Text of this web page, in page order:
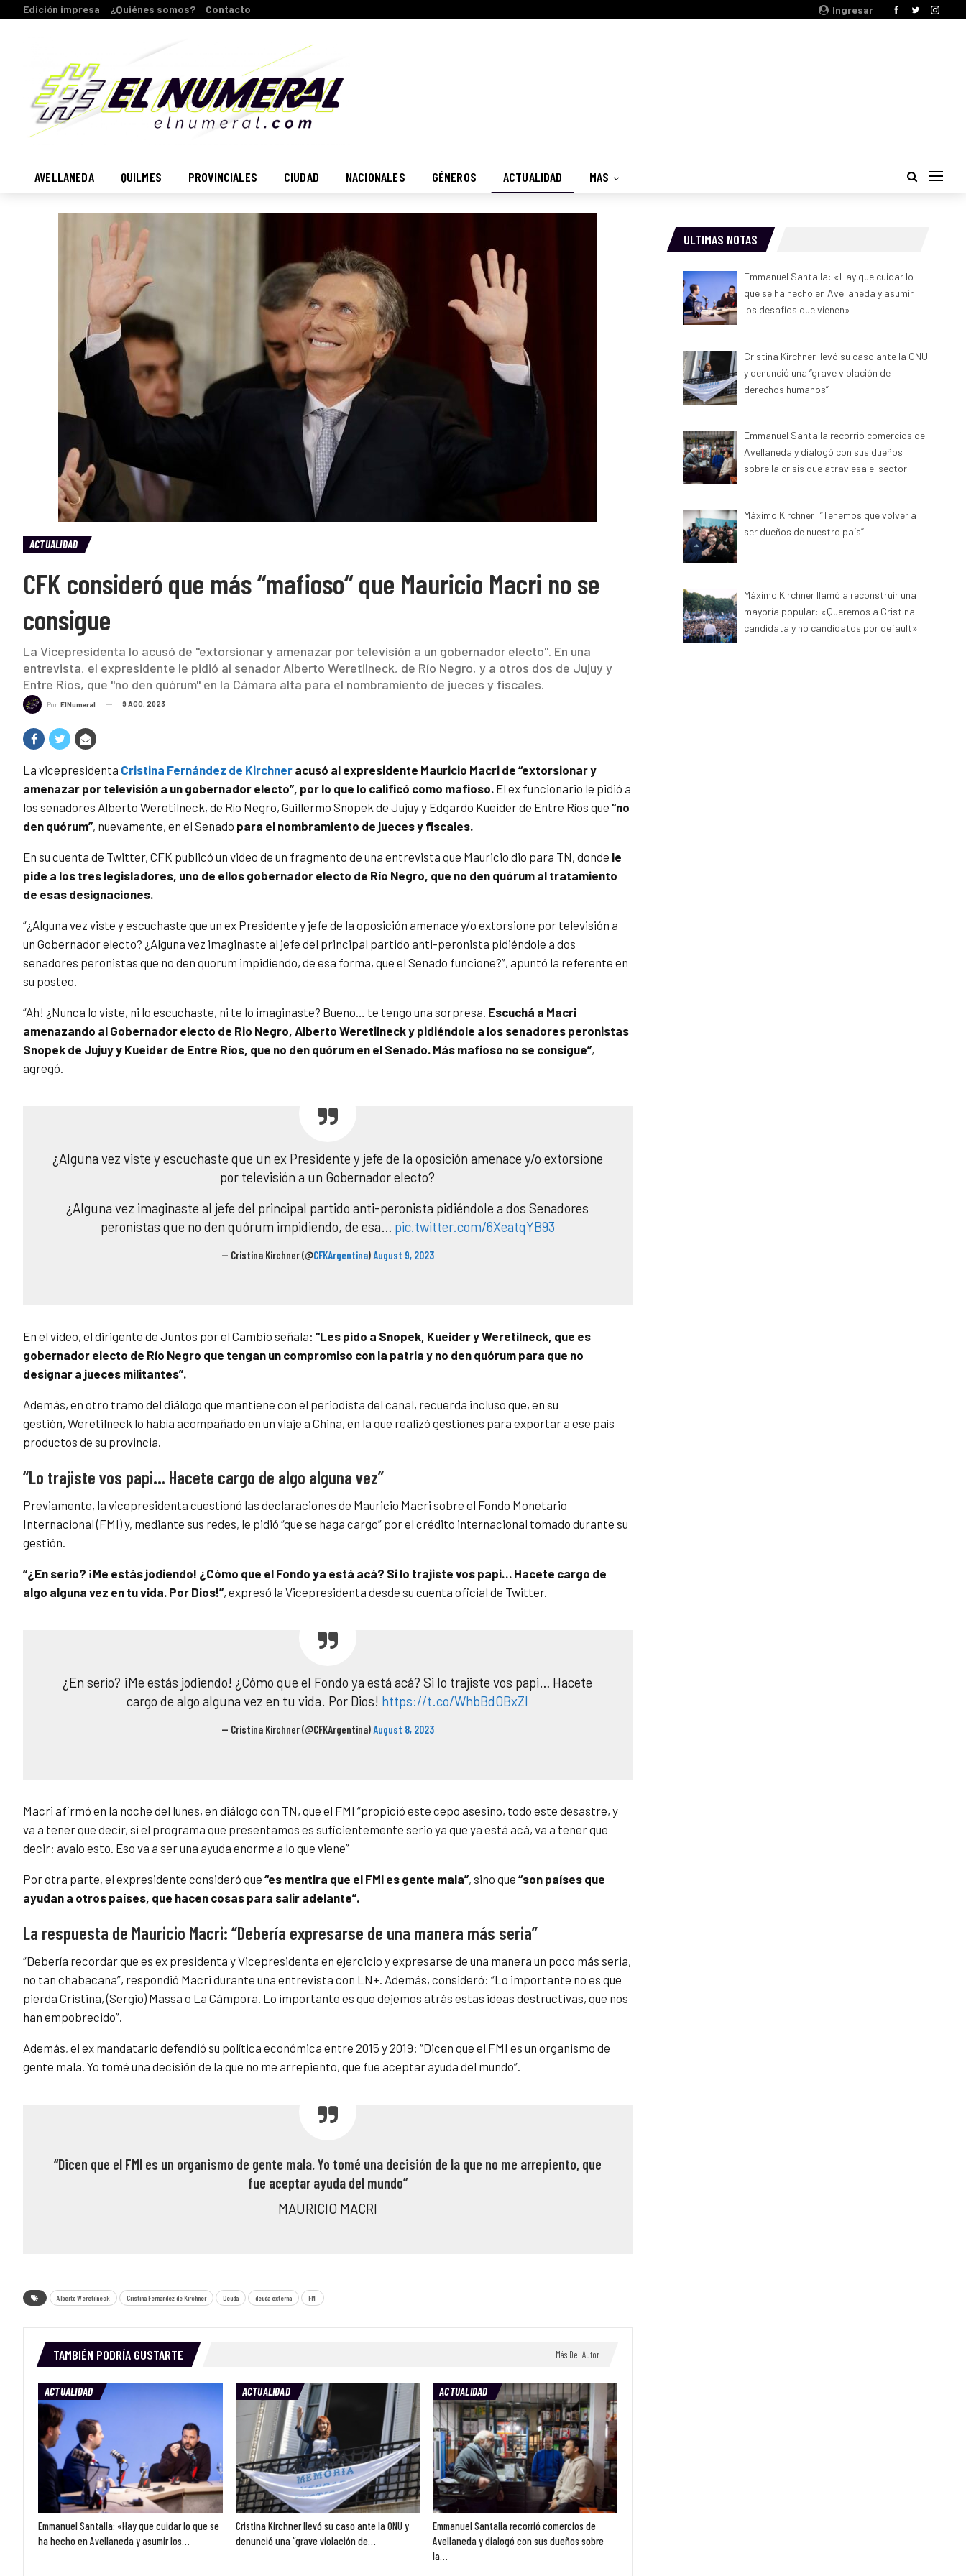
Ingresar
Edición impresa ¿Quiénes somos? Contacto
AVELLANEDA QUILMES PROVINCIALES CIUDAD NACIONALES GÉNEROS ACTUALIDAD MAS
ACTUALIDAD
CFK consideró que más “mafioso“ que Mauricio Macri no se
consigue
La Vicepresidenta lo acusó de "extorsionar y amenazar por televisión a un gobernador electo". En una
entrevista, el expresidente le pidió al senador Alberto Weretilneck, de Río Negro, y a otros dos de Jujuy y
Entre Ríos, que "no den quórum" en la Cámara alta para el nombramiento de jueces y fiscales.
Por ElNumeral 9 AGO, 2023
La vicepresidenta Cristina Fernández de Kirchner acusó al expresidente Mauricio Macri de “extorsionar y
amenazar por televisión a un gobernador electo”, por lo que lo calificó como mafioso. El ex funcionario le pidió a
los senadores Alberto Weretilneck, de Río Negro, Guillermo Snopek de Jujuy y Edgardo Kueider de Entre Ríos que “no
den quórum”, nuevamente, en el Senado para el nombramiento de jueces y fiscales.
En su cuenta de Twitter, CFK publicó un video de un fragmento de una entrevista que Mauricio dio para TN, donde le
pide a los tres legisladores, uno de ellos gobernador electo de Río Negro, que no den quórum al tratamiento
de esas designaciones.
“¿Alguna vez viste y escuchaste que un ex Presidente y jefe de la oposición amenace y/o extorsione por televisión a
un Gobernador electo? ¿Alguna vez imaginaste al jefe del principal partido anti-peronista pidiéndole a dos
senadores peronistas que no den quorum impidiendo, de esa forma, que el Senado funcione?”, apuntó la referente en
su posteo.
“Ah! ¿Nunca lo viste, ni lo escuchaste, ni te lo imaginaste? Bueno… te tengo una sorpresa. Escuchá a Macri
amenazando al Gobernador electo de Rio Negro, Alberto Weretilneck y pidiéndole a los senadores peronistas
Snopek de Jujuy y Kueider de Entre Ríos, que no den quórum en el Senado. Más mafioso no se consigue”,
agregó.
¿Alguna vez viste y escuchaste que un ex Presidente y jefe de la oposición amenace y/o extorsione
por televisión a un Gobernador electo?
¿Alguna vez imaginaste al jefe del principal partido anti-peronista pidiéndole a dos Senadores
peronistas que no den quórum impidiendo, de esa… pic.twitter.com/6XeatqYB93
— Cristina Kirchner (@CFKArgentina)August 9, 2023
En el video, el dirigente de Juntos por el Cambio señala: “Les pido a Snopek, Kueider y Weretilneck, que es
gobernador electo de Río Negro que tengan un compromiso con la patria y no den quórum para que no
designar a jueces militantes”.
Además, en otro tramo del diálogo que mantiene con el periodista del canal, recuerda incluso que, en su
gestión, Weretilneck lo había acompañado en un viaje a China, en la que realizó gestiones para exportar a ese país
productos de su provincia.
“Lo trajiste vos papi… Hacete cargo de algo alguna vez”
Previamente, la vicepresidenta cuestionó las declaraciones de Mauricio Macri sobre el Fondo Monetario
Internacional (FMI) y, mediante sus redes, le pidió “que se haga cargo” por el crédito internacional tomado durante su
gestión.
“¿En serio? ¡Me estás jodiendo! ¿Cómo que el Fondo ya está acá? Si lo trajiste vos papi… Hacete cargo de
algo alguna vez en tu vida. Por Dios!”, expresó la Vicepresidenta desde su cuenta oficial de Twitter.
¿En serio? ¡Me estás jodiendo! ¿Cómo que el Fondo ya está acá? Si lo trajiste vos papi… Hacete
cargo de algo alguna vez en tu vida. Por Dios! https://t.co/WhbBd0BxZl
— Cristina Kirchner (@CFKArgentina)August 8, 2023
Macri afirmó en la noche del lunes, en diálogo con TN, que el FMI “propició este cepo asesino, todo este desastre, y
va a tener que decir, si el programa que presentamos es suficientemente serio ya que ya está acá, va a tener que
decir: avalo esto. Eso va a ser una ayuda enorme a lo que viene”
Por otra parte, el expresidente consideró que “es mentira que el FMI es gente mala”, sino que “son países que
ayudan a otros países, que hacen cosas para salir adelante”.
La respuesta de Mauricio Macri: “Debería expresarse de una manera más seria”
“Debería recordar que es ex presidenta y Vicepresidenta en ejercicio y expresarse de una manera un poco más seria,
no tan chabacana”, respondió Macri durante una entrevista con LN+. Además, consideró: “Lo importante no es que
pierda Cristina, (Sergio) Massa o La Cámpora. Lo importante es que dejemos atrás estas ideas destructivas, que nos
han empobrecido”.
Además, el ex mandatario defendió su política económica entre 2015 y 2019: “Dicen que el FMI es un organismo de
gente mala. Yo tomé una decisión de la que no me arrepiento, que fue aceptar ayuda del mundo”.
“Dicen que el FMI es un organismo de gente mala. Yo tomé una decisión de la que no me arrepiento, que
fue aceptar ayuda del mundo”
MAURICIO MACRI
Alberto Weretilneck Cristina Fernández de Kirchner Deuda deuda externa FMI
TAMBIÉN PODRÍA GUSTARTE Más Del Autor
ACTUALIDAD
Emmanuel Santalla: «Hay que cuidar lo que se
ha hecho en Avellaneda y asumir los…
ACTUALIDAD
Cristina Kirchner llevó su caso ante la ONU y
denunció una “grave violación de…
ACTUALIDAD
Emmanuel Santalla recorrió comercios de
Avellaneda y dialogó con sus dueños sobre
la…
ULTIMAS NOTAS
Emmanuel Santalla: «Hay que cuidar lo
que se ha hecho en Avellaneda y asumir
los desafíos que vienen»
Cristina Kirchner llevó su caso ante la ONU
y denunció una “grave violación de
derechos humanos”
Emmanuel Santalla recorrió comercios de
Avellaneda y dialogó con sus dueños
sobre la crisis que atraviesa el sector
Máximo Kirchner: “Tenemos que volver a
ser dueños de nuestro país”
Máximo Kirchner llamó a reconstruir una
mayoría popular: «Queremos a Cristina
candidata y no candidatos por default»